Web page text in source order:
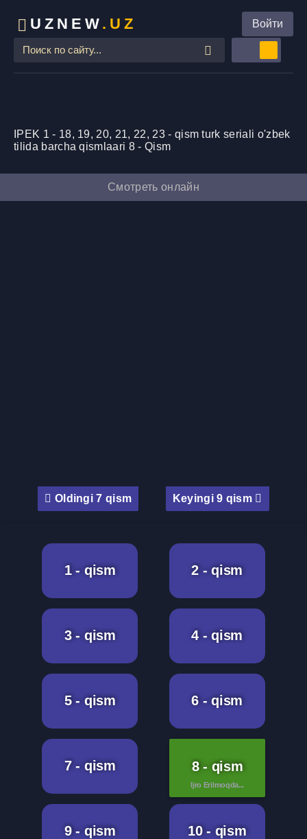
UZNEW .UZ Войти
IPEK 1 - 18, 19, 20, 21, 22, 23 - qism turk seriali o'zbek
tilida barcha qismlaari 8 - Qism
Смотреть онлайн
Oldingi 7 qism Keyingi 9 qism
1 - qism 2 - qism
3 - qism 4 - qism
5 - qism 6 - qism
7 - qism 8 - qism
Ijro Erilmoqda...
9 - qism 10 - qism